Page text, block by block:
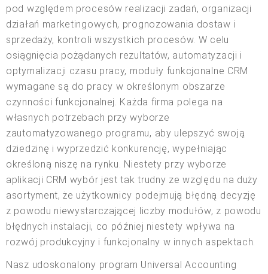
pod względem procesów realizacji zadań, organizacji
działań marketingowych, prognozowania dostaw i
sprzedaży, kontroli wszystkich procesów. W celu
osiągnięcia pożądanych rezultatów, automatyzacji i
optymalizacji czasu pracy, moduły funkcjonalne CRM
wymagane są do pracy w określonym obszarze
czynności funkcjonalnej. Każda firma polega na
własnych potrzebach przy wyborze
zautomatyzowanego programu, aby ulepszyć swoją
dziedzinę i wyprzedzić konkurencję, wypełniając
określoną niszę na rynku. Niestety przy wyborze
aplikacji CRM wybór jest tak trudny ze względu na duży
asortyment, że użytkownicy podejmują błędną decyzję
z powodu niewystarczającej liczby modułów, z powodu
błędnych instalacji, co później niestety wpływa na
rozwój produkcyjny i funkcjonalny w innych aspektach.
Nasz udoskonalony program Universal Accounting